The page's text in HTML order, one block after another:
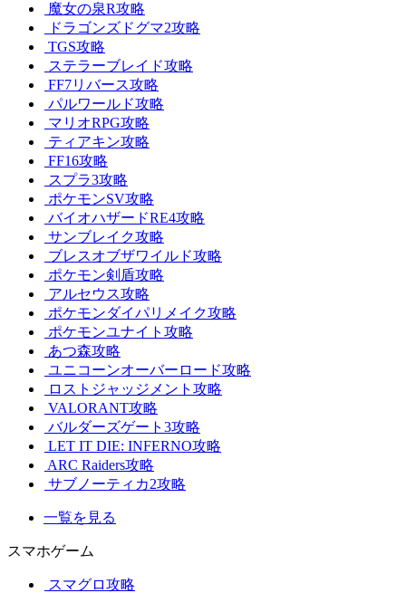
魔女の泉R攻略
ドラゴンズドグマ2攻略
TGS攻略
ステラーブレイド攻略
FF7リバース攻略
パルワールド攻略
マリオRPG攻略
ティアキン攻略
FF16攻略
スプラ3攻略
ポケモンSV攻略
バイオハザードRE4攻略
サンブレイク攻略
ブレスオブザワイルド攻略
ポケモン剣盾攻略
アルセウス攻略
ポケモンダイパリメイク攻略
ポケモンユナイト攻略
あつ森攻略
ユニコーンオーバーロード攻略
ロストジャッジメント攻略
VALORANT攻略
バルダーズゲート3攻略
LET IT DIE: INFERNO攻略
ARC Raiders攻略
サブノーティカ2攻略
一覧を見る
スマホゲーム
スマグロ攻略